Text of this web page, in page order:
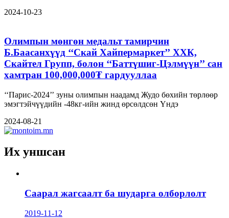
2024-10-23
Олимпын мөнгөн медальт тамирчин
Б.Баасанхүүд ‘‘Скай Хайпермаркет’’ ХХК,
Скайтел Групп, болон ‘‘Баттүшиг-Цэлмүүн’’ сан
хамтран 100,000,000₮ гардууллаа
‘‘Парис-2024’’ зуны олимпын наадамд Жудо бөхийн төрлөөр
эмэгтэйчүүдийн -48кг-ийн жинд өрсөлдсөн Үндэ
2024-08-21
Их уншсан
Саарал жагсаалт ба шударга олборлолт
2019-11-12